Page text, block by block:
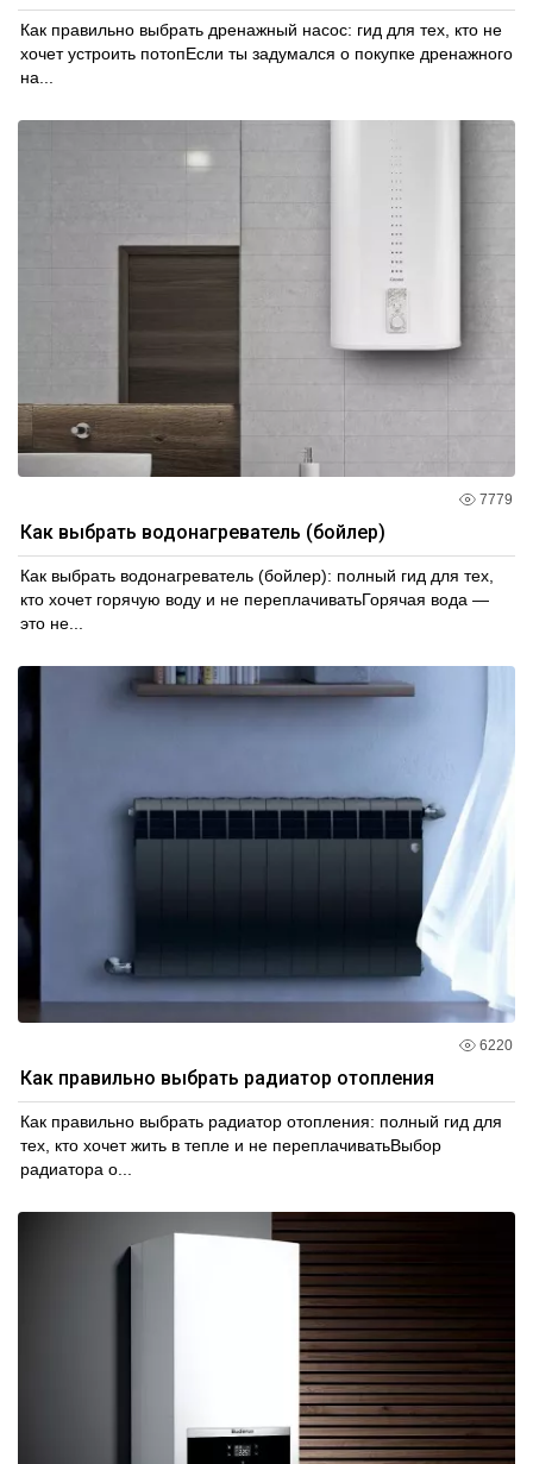
Как правильно выбрать дренажный насос: гид для тех, кто не
хочет устроить потопЕсли ты задумался о покупке дренажного
на...
7779
Как выбрать водонагреватель (бойлер)
Как выбрать водонагреватель (бойлер): полный гид для тех,
кто хочет горячую воду и не переплачиватьГорячая вода —
это не...
6220
Как правильно выбрать радиатор отопления
Как правильно выбрать радиатор отопления: полный гид для
тех, кто хочет жить в тепле и не переплачиватьВыбор
радиатора о...